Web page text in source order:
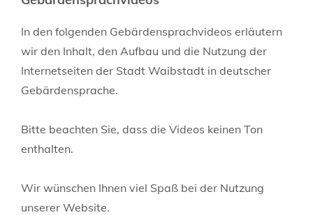
In den folgenden Gebärdensprachvideos erläutern
wir den Inhalt, den Aufbau und die Nutzung der
Internetseiten der Stadt Waibstadt in deutscher
Gebärdensprache.
Bitte beachten Sie, dass die Videos keinen Ton
enthalten.
Wir wünschen Ihnen viel Spaß bei der Nutzung
unserer Website.